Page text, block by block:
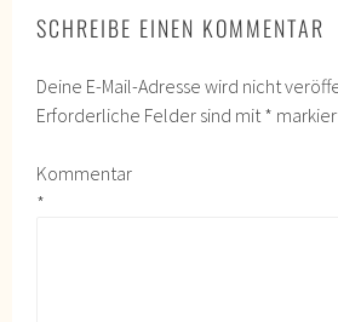
SCHREIBE EINEN KOMMENTAR
Deine E-Mail-Adresse wird nicht
Erforderliche Felder sind mit*
Kommentar
*